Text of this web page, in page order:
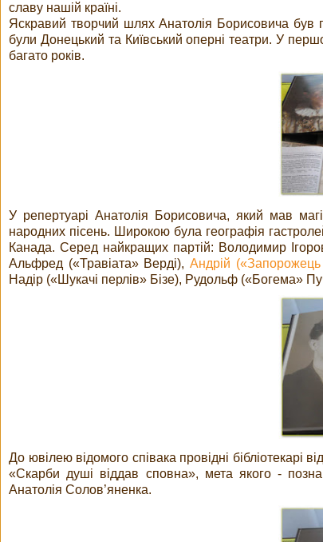
славу нашій країні.
Яскравий творчий шлях Анатолія Борисовича був
були Донецький та Київський оперні театри. У
багато років.
У репертуарі Анатолія Борисовича, який мав
народних пісень. Широкою була географія
Канада. Серед найкращих партій: Володимир
Альфред («Травіата» Верді), Андрій
Надір («Шукачі перлів» Бізе), Рудольф («Богема»
До ювілею відомого співака провідні бібліотекарі
«Скарби душі віддав сповна», мета якого -
Анатолія Солов’яненка.